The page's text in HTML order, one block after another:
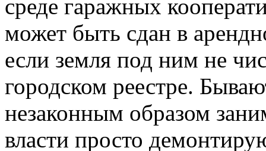
среде гаражных
может быть сдан в
если земля под ним не
городском реестре.
незаконным образом
власти просто